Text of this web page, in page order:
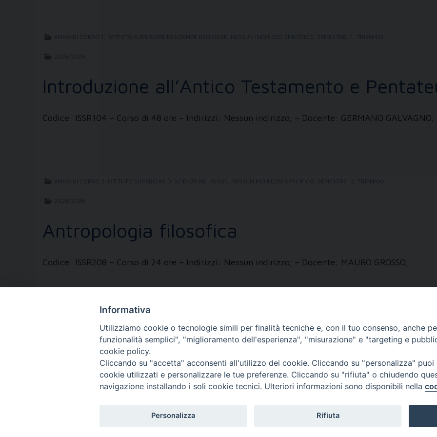
ANNO DI CORSO 1 ISTITUTO SUPERIORE DI SCIENZE RELIGIOSE NESSUN INDIRIZZO SPECIFICO SEMESTRE: 1 TRIENNIO
2025/2026
Introduzione all’Antico Testamento e
Codice: ISSR104 – Corso di 48 ore – Indirizzi: Nessun indirizzo; – Docente: GERMANO GALVAGNO;
ANNO DI CORSO 2 ISTITUTO SUPERIORE DI SCIENZE RELIGIOSE NESSUN INDIRIZZO SPECIFICO SEMESTRE: 2 TRIENNIO
2025/2026
Antropologia filosofica
Codice: ISSR208 – Corso di 24 ore – Indirizzi: Nessun indirizzo; – Docente: MAURO GROSSO;
« Pagina precedente 1 ... 8 9 10 11 12 13 Pagina successiva »
FONDAZIONE POLO TEOLOGICO TORINESE
Via XX Settembre, 83 - 10122 Torino
Fax. 011.4360370
Informativa
Utilizziamo cookie o tecnologie simili per finalità tecniche e, con il tuo consenso, anche
funzionalità semplici", "miglioramento dell'esperienza", "misurazione" e "targeting e
cookie policy.
Cliccando su "accetta" acconsenti all'utilizzo dei cookie. Cliccando su "personalizza"
cookie utilizzati e personalizzare le tue preferenze. Cliccando su "rifiuta" o chiudendo
navigazione installando i soli cookie tecnici. Ulteriori informazioni sono disponibili nella
Personalizza Rifiuta